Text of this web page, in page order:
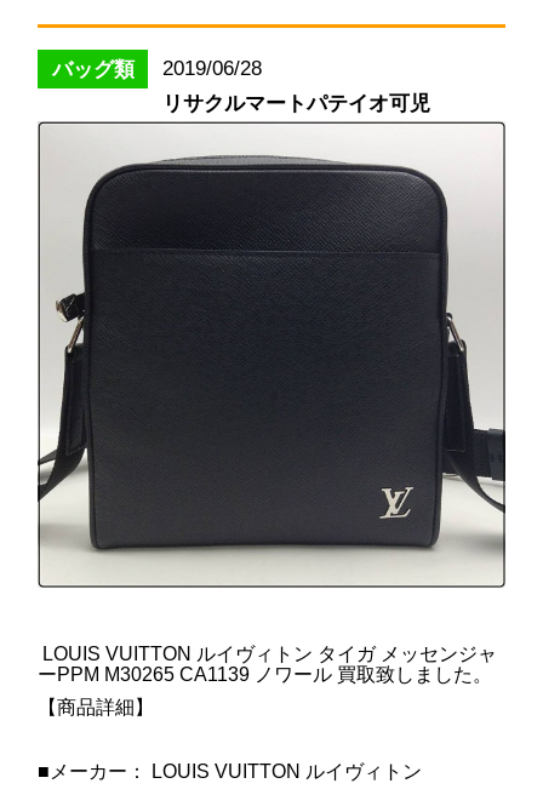
バッグ類
2019/06/28
リサクルマートパテイオ可児
LOUIS VUITTON ルイヴィトン タイガ メッセンジャ
ーPPM M30265 CA1139 ノワール 買取致しました。
【商品詳細】
■メーカー： LOUIS VUITTON ルイヴィトン